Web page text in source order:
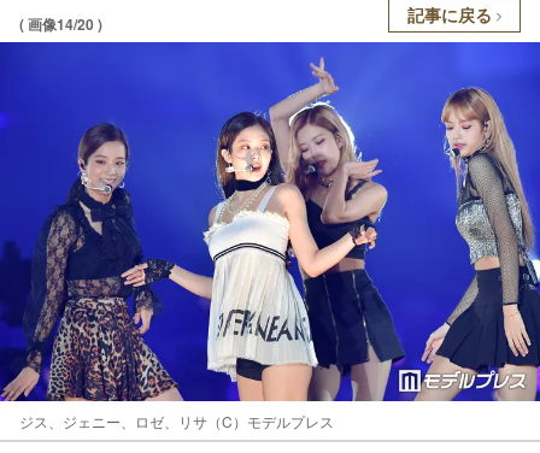
( 画像14/20 ) 記事に戻る
ジス、ジェニー、ロゼ、リサ（C）モデルプレス